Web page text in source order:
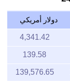
دولار أمريكي
4,341.42
139.58
139,576.65